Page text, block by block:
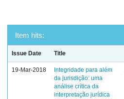
Item hits:
Issue Date Title
19-Mar-2018
Integridade para além
da jurisdição: uma
análise crítica da
interpretação jurídica